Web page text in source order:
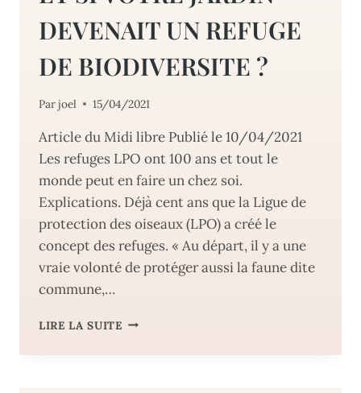
DEVENAIT UN REFUGE
DE BIODIVERSITE ?
Parjoel 15/04/2021
Article du Midi libre Publié le 10/04/2021
Les refuges LPO ont 100 ans et tout le
monde peut en faire un chez soi.
Explications. Déjà cent ans que la Ligue de
protection des oiseaux (LPO) a créé le
concept des refuges. « Au départ, il y a une
vraie volonté de protéger aussi la faune dite
commune,…
LIRE LA SUITEET
VOTRE